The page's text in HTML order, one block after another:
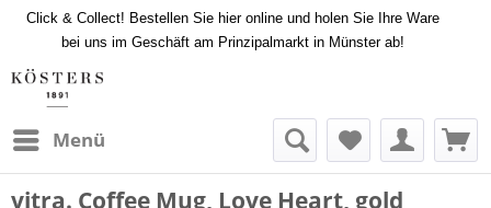
Click & Collect! Bestellen Sie hier online und holen Sie Ihre Ware
bei uns im Geschäft am Prinzipalmarkt in Münster ab!
Menü
vitra. Coffee Mug, Love Heart, gold